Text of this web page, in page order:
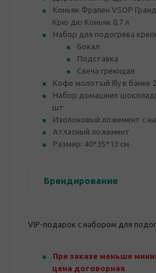
Коньяк Фрапен VSOP
Крю дю Коньяк 0,7 л
Набор для подогрева
Бокал
Подставка
Свеча греющая
Кофе молотый Illy в банке
Набор домашних
шт
Изолоновый ложемент с
Атласный ложемент
Размер: 40*35*13 см
Брендирование
VIP-подарок с набором для
При заказе меньше
цена договорная